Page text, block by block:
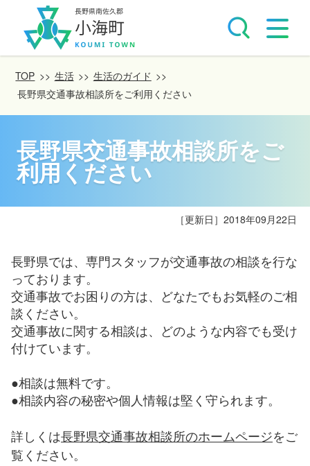
TOP >> 生活 >> 生活のガイド >>
長野県交通事故相談所をご利用ください
長野県交通事故相談所をご
利用ください
［更新日］ 2018年09月22日
長野県では、専門スタッフが交通事故の相談を行な
っております。
交通事故でお困りの方は、どなたでもお気軽のご相
談ください。
交通事故に関する相談は、どのような内容でも受け
付けています。
●相談は無料です。
●相談内容の秘密や個人情報は堅く守られます。
詳しくは長野県交通事故相談所のホームページをご
覧ください。